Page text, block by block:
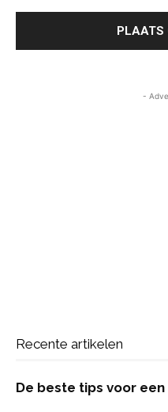
-
Recente artikelen
De beste tips voor